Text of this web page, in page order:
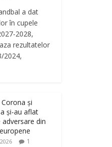
a dat
în cupele
2028,
rezultatelor
2024,
și
și-au aflat
din
1